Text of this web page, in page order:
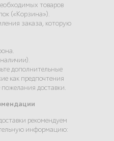
товаров
(«Корзина»).
заказа, которую
дополнительные
как предпочтения
доставки.
рекомендуем
информацию: